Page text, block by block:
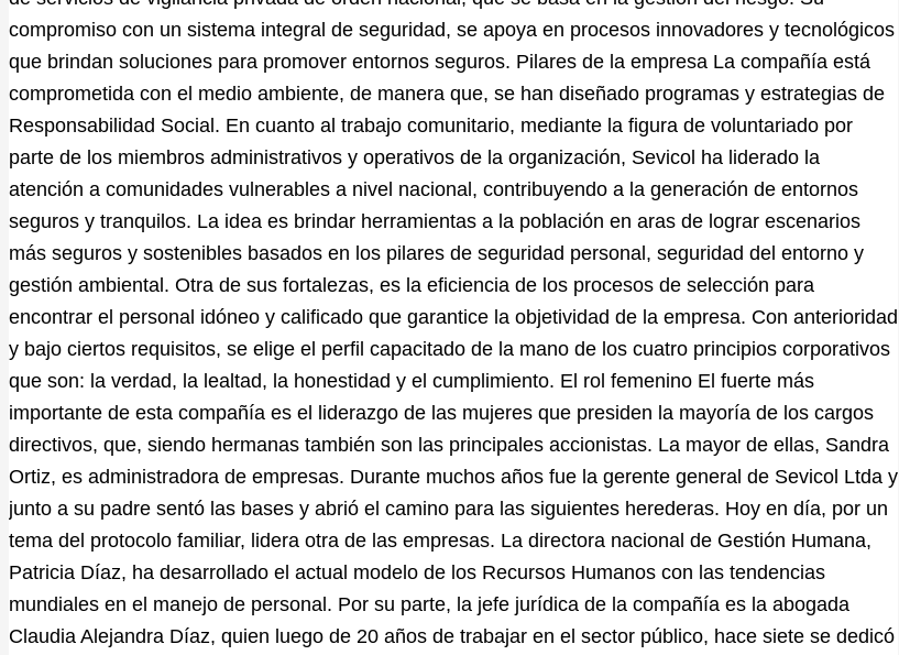
compromiso con un sistema integral de seguridad, se apoya en procesos innovadores y tecnológicos
que brindan soluciones para promover entornos seguros. Pilares de la empresa La compañía está
comprometida con el medio ambiente, de manera que, se han diseñado programas y estrategias de
Responsabilidad Social. En cuanto al trabajo comunitario, mediante la figura de voluntariado por
parte de los miembros administrativos y operativos de la organización, Sevicol ha liderado la
atención a comunidades vulnerables a nivel nacional, contribuyendo a la generación de entornos
seguros y tranquilos. La idea es brindar herramientas a la población en aras de lograr escenarios
más seguros y sostenibles basados en los pilares de seguridad personal, seguridad del entorno y
gestión ambiental. Otra de sus fortalezas, es la eficiencia de los procesos de selección para
encontrar el personal idóneo y calificado que garantice la objetividad de la empresa. Con anterioridad
y bajo ciertos requisitos, se elige el perfil capacitado de la mano de los cuatro principios corporativos
que son: la verdad, la lealtad, la honestidad y el cumplimiento. El rol femenino El fuerte más
importante de esta compañía es el liderazgo de las mujeres que presiden la mayoría de los cargos
directivos, que, siendo hermanas también son las principales accionistas. La mayor de ellas, Sandra
Ortiz, es administradora de empresas. Durante muchos años fue la gerente general de Sevicol Ltda y
junto a su padre sentó las bases y abrió el camino para las siguientes herederas. Hoy en día, por un
tema del protocolo familiar, lidera otra de las empresas. La directora nacional de Gestión Humana,
Patricia Díaz, ha desarrollado el actual modelo de los Recursos Humanos con las tendencias
mundiales en el manejo de personal. Por su parte, la jefe jurídica de la compañía es la abogada
Claudia Alejandra Díaz, quien luego de 20 años de trabajar en el sector público, hace siete se dedicó